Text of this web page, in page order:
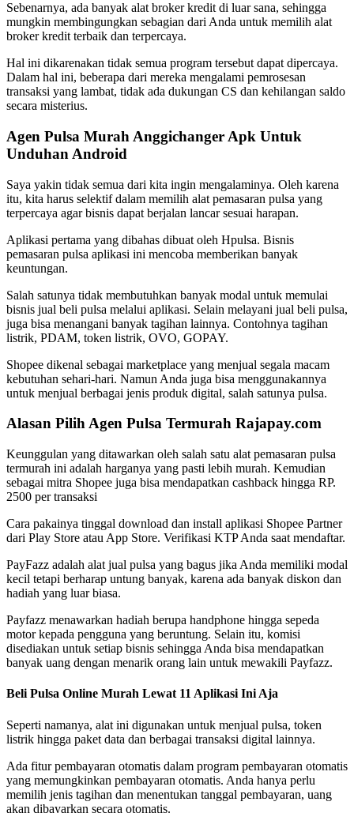
Sebenarnya, ada banyak alat broker kredit di luar sana, sehingga
mungkin membingungkan sebagian dari Anda untuk memilih alat
broker kredit terbaik dan terpercaya.
Hal ini dikarenakan tidak semua program tersebut dapat dipercaya.
Dalam hal ini, beberapa dari mereka mengalami pemrosesan
transaksi yang lambat, tidak ada dukungan CS dan kehilangan saldo
secara misterius.
Agen Pulsa Murah Anggichanger Apk Untuk
Unduhan Android
Saya yakin tidak semua dari kita ingin mengalaminya. Oleh karena
itu, kita harus selektif dalam memilih alat pemasaran pulsa yang
terpercaya agar bisnis dapat berjalan lancar sesuai harapan.
Aplikasi pertama yang dibahas dibuat oleh Hpulsa. Bisnis
pemasaran pulsa aplikasi ini mencoba memberikan banyak
keuntungan.
Salah satunya tidak membutuhkan banyak modal untuk memulai
bisnis jual beli pulsa melalui aplikasi. Selain melayani jual beli pulsa,
juga bisa menangani banyak tagihan lainnya. Contohnya tagihan
listrik, PDAM, token listrik, OVO, GOPAY.
Shopee dikenal sebagai marketplace yang menjual segala macam
kebutuhan sehari-hari. Namun Anda juga bisa menggunakannya
untuk menjual berbagai jenis produk digital, salah satunya pulsa.
Alasan Pilih Agen Pulsa Termurah Rajapay.com
Keunggulan yang ditawarkan oleh salah satu alat pemasaran pulsa
termurah ini adalah harganya yang pasti lebih murah. Kemudian
sebagai mitra Shopee juga bisa mendapatkan cashback hingga RP.
2500 per transaksi
Cara pakainya tinggal download dan install aplikasi Shopee Partner
dari Play Store atau App Store. Verifikasi KTP Anda saat mendaftar.
PayFazz adalah alat jual pulsa yang bagus jika Anda memiliki modal
kecil tetapi berharap untung banyak, karena ada banyak diskon dan
hadiah yang luar biasa.
Payfazz menawarkan hadiah berupa handphone hingga sepeda
motor kepada pengguna yang beruntung. Selain itu, komisi
disediakan untuk setiap bisnis sehingga Anda bisa mendapatkan
banyak uang dengan menarik orang lain untuk mewakili Payfazz.
Beli Pulsa Online Murah Lewat 11 Aplikasi Ini Aja
Seperti namanya, alat ini digunakan untuk menjual pulsa, token
listrik hingga paket data dan berbagai transaksi digital lainnya.
Ada fitur pembayaran otomatis dalam program pembayaran otomatis
yang memungkinkan pembayaran otomatis. Anda hanya perlu
memilih jenis tagihan dan menentukan tanggal pembayaran, uang
akan dibayarkan secara otomatis.